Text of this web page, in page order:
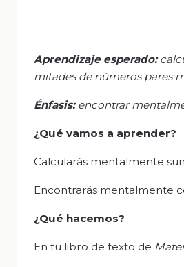
Aprendizaje esperado: c
mitades de números pares
Énfasis: encontrar
¿Qué vamos a aprender?
Calcularás mentalmente
Encontrarás mentalmente
¿Qué hacemos?
En tu libro de texto de